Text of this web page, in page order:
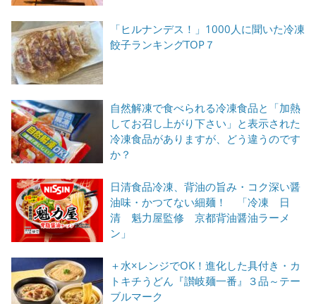
「ヒルナンデス！」1000人に聞いた冷凍
餃子ランキングTOP７
自然解凍で食べられる冷凍食品と「加熱
してお召し上がり下さい」と表示された
冷凍食品がありますが、どう違うのです
か？
日清食品冷凍、背油の旨み・コク深い醤
油味・かつてない細麺！ 「冷凍 日
清 魁力屋監修 京都背油醤油ラーメ
ン」
＋水×レンジでOK！進化した具付き・カ
トキチうどん『讃岐麺一番』３品～テー
ブルマーク